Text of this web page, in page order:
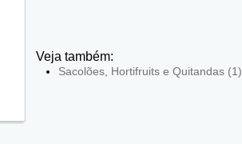
Veja também:
Sacolões, Hortifruits e Quitandas (1)